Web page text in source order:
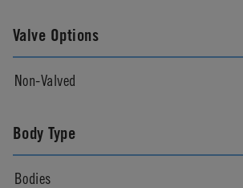
Valve Options
Non-Valved
Body Type
Bodies